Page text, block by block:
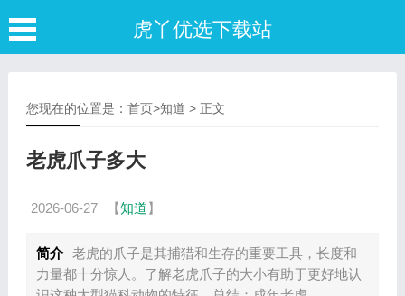
虎丫优选下载站
您现在的位置是： 首页>知道 > 正文
老虎爪子多大
2026-06-27 【知道】
简介 老虎的爪子是其捕猎和生存的重要工具，长度和
力量都十分惊人。了解老虎爪子的大小有助于更好地认